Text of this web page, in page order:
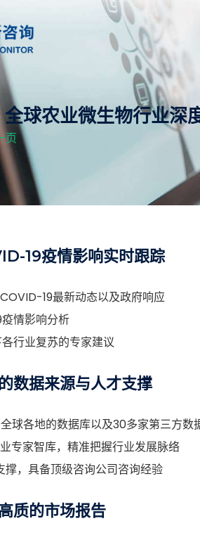
球农业微生物行业深
页
19疫情影响实时跟踪
19最新动态以及政府响应
情影响分析
行业复苏的专家建议
数据来源与人才支撑
球各地的数据库以及30多家第三方数
专家智库，精准把握行业发展脉络
撑，具备顶级咨询公司咨询经验
质的市场报告